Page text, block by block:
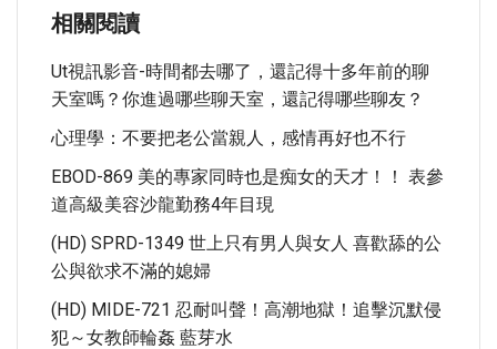
相關閱讀
Ut視訊影音-時間都去哪了，還記得十多年前的聊
天室嗎？你進過哪些聊天室，還記得哪些聊友？
心理學：不要把老公當親人，感情再好也不行
EBOD-869 美的專家同時也是痴女的天才！！ 表參
道高級美容沙龍勤務4年目現
(HD) SPRD-1349 世上只有男人與女人 喜歡舔的公
公與欲求不滿的媳婦
(HD) MIDE-721 忍耐叫聲！高潮地獄！追擊沉默侵
犯～女教師輪姦 藍芽水